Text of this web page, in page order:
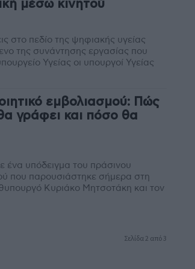
μέσω κινητού
στο πεδίο της ψηφιακής υγείας
της συνάντησης εργασίας που
Υγείας οι υπουργοί Υγείας
εμβολιασμού: Πώς
γράφει και πόσο θα
ένα υπόδειγμα του πράσινου
που παρουσιάστηκε σήμερα στη
Κυριάκο Μητσοτάκη και τον
Σελίδα 2 από 3